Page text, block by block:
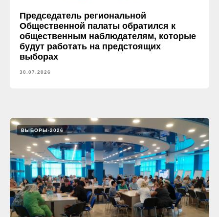
Председатель региональной
Общественной палаты обратился к
общественным наблюдателям, которые
будут работать на предстоящих
выборах
30.07.2026
ВЫБОРЫ-2026